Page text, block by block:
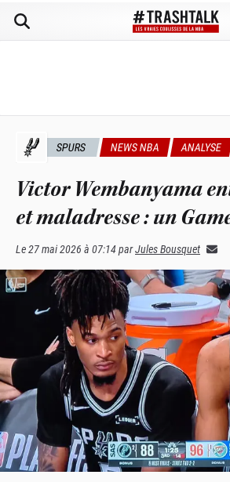
SPURS NEWS NBA ANALYSE
Victor Wembanyama
et maladresse : un
Le27 mai 2026 à 07:14parJules Bousquet